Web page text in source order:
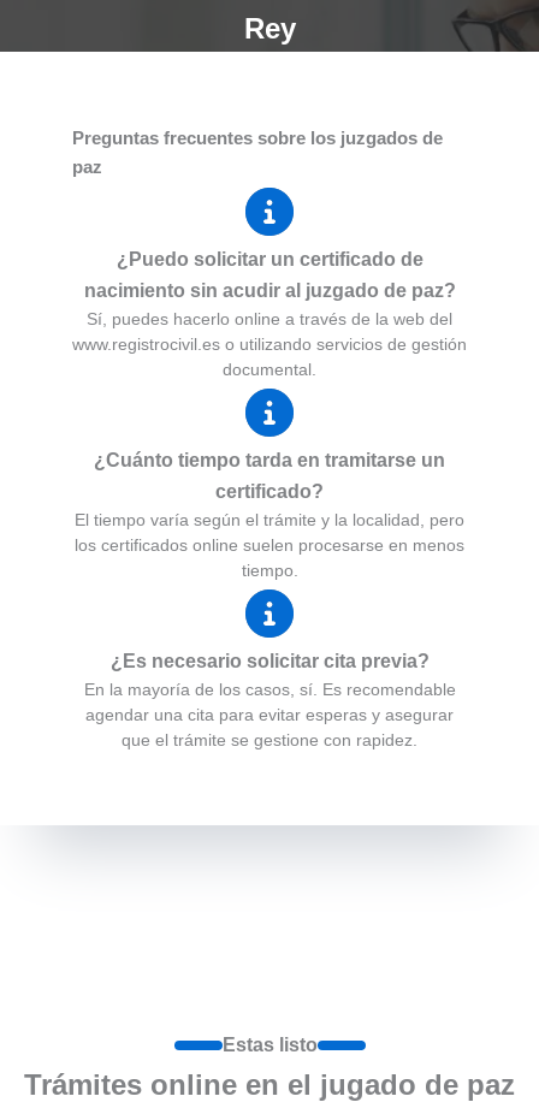
Rey
Preguntas frecuentes sobre los juzgados de
paz
¿Puedo solicitar un certificado de
nacimiento sin acudir al juzgado de paz?
Sí, puedes hacerlo online a través de la web del
www.registrocivil.es o utilizando servicios de gestión
documental.
¿Cuánto tiempo tarda en tramitarse un
certificado?
El tiempo varía según el trámite y la localidad, pero
los certificados online suelen procesarse en menos
tiempo.
¿Es necesario solicitar cita previa?
En la mayoría de los casos, sí. Es recomendable
agendar una cita para evitar esperas y asegurar
que el trámite se gestione con rapidez.
Estas listo
Trámites online en el jugado de paz